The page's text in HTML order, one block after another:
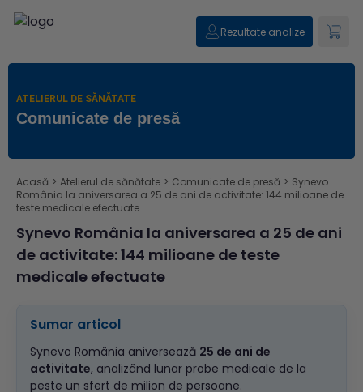
Rezultate analize
ATELIERUL DE SĂNĂTATE
Comunicate de presă
Acasă > Atelierul de sănătate > Comunicate de presă > Synevo
România la aniversarea a 25 de ani de activitate: 144 milioane de
teste medicale efectuate
Synevo România la aniversarea a 25 de ani
de activitate: 144 milioane de teste
medicale efectuate
Sumar articol
Synevo România aniversează 25 de ani de
activitate, analizând lunar probe medicale de la
peste un sfert de milion de persoane.